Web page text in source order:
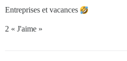
Entreprises et vacances
2 « J'aime »